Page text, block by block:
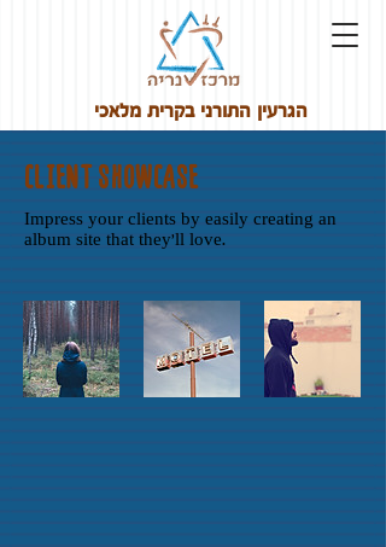
הגרעין התורני בקרית מלאכי
CLIENT SHOWCASE
Impress your clients by easily creating an
album site that they'll love.